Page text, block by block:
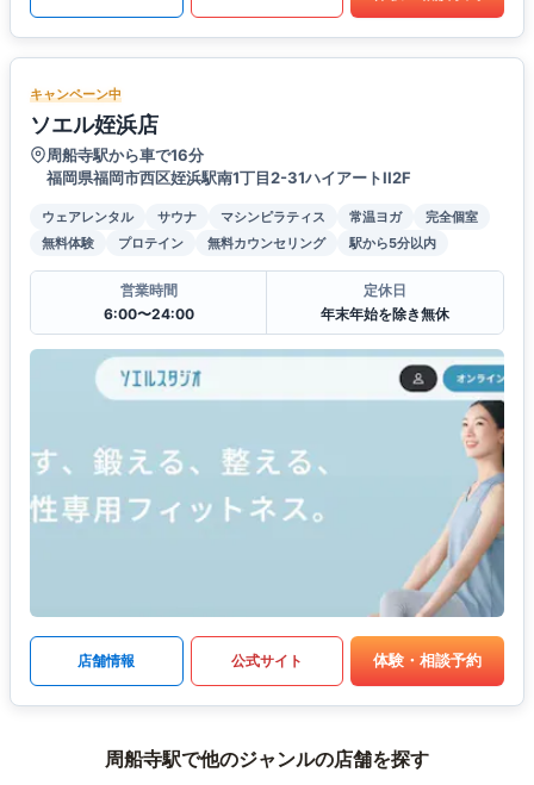
キャンペーン中
ソエル姪浜店
周船寺駅から車で16分
福岡県福岡市西区姪浜駅南1丁目2-31ハイアートII2F
ウェアレンタル サウナ マシンピラティス 常温ヨガ
完全個室
無料体験
プロテイン 無料カウンセリング 駅から5分以内
営業時間
6:00〜24:00
定休日
年末年始を除き無休
店舗情報 公式サイト 体験・相談予約
周船寺駅で他のジャンルの店舗を探す